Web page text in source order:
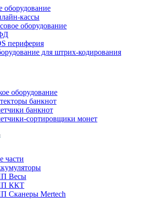
оборудование
кассы
оборудование
периферия
для штрих-кодирования
оборудование
банкнот
банкнот
сортировщики монет
части
Весы
ККТ
Сканеры Mertech